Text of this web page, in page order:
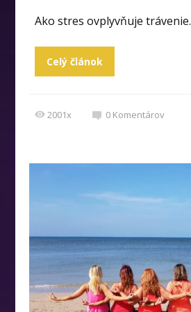
Ako stres ovplyvňuje trávenie.
Celý článok
2001x 0 Komentárov